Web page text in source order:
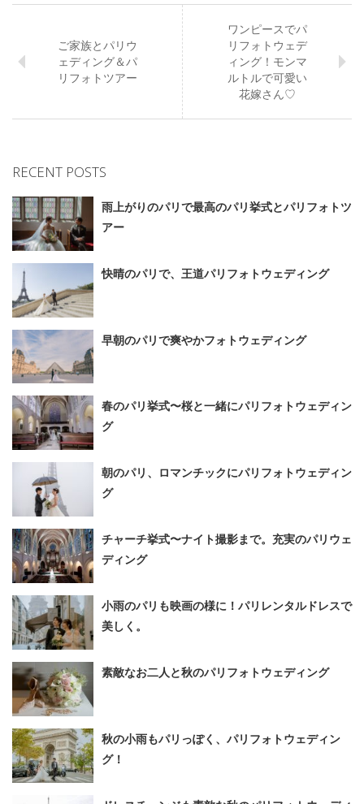
ご家族とパリウ
ェディング＆パ
リフォトツアー
ワンピースでパ
リフォトウェデ
ィング！モンマ
ルトルで可愛い
花嫁さん♡
RECENT POSTS
雨上がりのパリで最高のパリ挙式とパリフォトツ
アー
快晴のパリで、王道パリフォトウェディング
早朝のパリで爽やかフォトウェディング
春のパリ挙式〜桜と一緒にパリフォトウェディン
グ
朝のパリ、ロマンチックにパリフォトウェディン
グ
チャーチ挙式〜ナイト撮影まで。充実のパリウェ
ディング
小雨のパリも映画の様に！パリレンタルドレスで
美しく。
素敵なお二人と秋のパリフォトウェディング
秋の小雨もパリっぽく、パリフォトウェディン
グ！